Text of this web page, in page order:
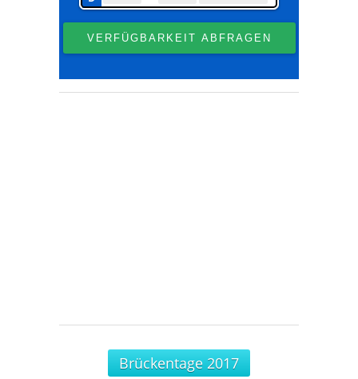
Brückentage 2017